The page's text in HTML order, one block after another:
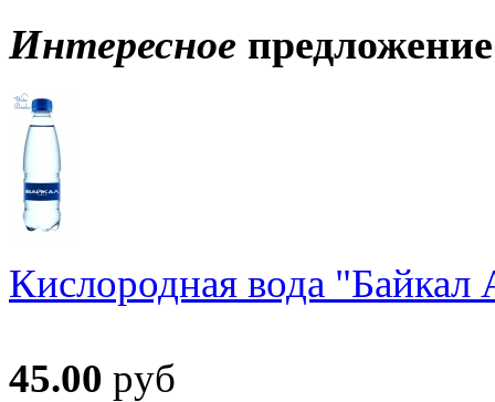
Интересное предложение
Кислородная вода "Байкал
45.00 руб